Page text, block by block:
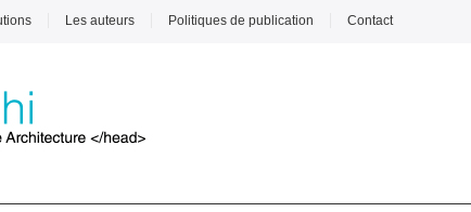
Les auteurs Politiques de publication Contact